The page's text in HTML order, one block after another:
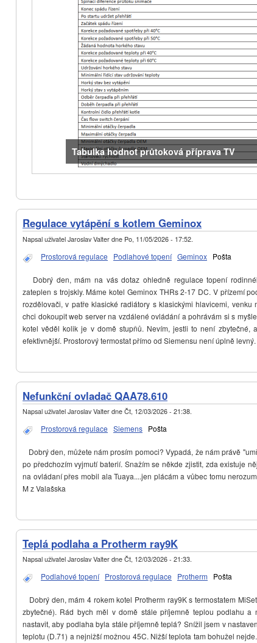
Tabulka hodnot průtoková příprava TV
Regulace vytápění s kotlem Geminox
Napsal uživatel Jaroslav Valter dne Po, 11/05/2026 - 17:52
Prostorová regulace Podlahové topení Geminox Pošta
Dobrý den, mám na vás dotaz ohledně regulace topení
zateplen s trojskly. Máme kotel Geminox THRs 2-17 DC. V přízemí
rozdělovači, v patře klasické radiátory s klasickými hlavicemi,
chci dokoupit web server na vzdálené ovládání a pohrávám si s
kotel věděl kolik je v domě stupňů. Nevím, jestli to není zbytečné,
efektivnější. Prostorový termostat přímo od Siemensu není úplně
Nefunkční ovladač QAA78.610
Napsal uživatel Jaroslav Valter dne Čt, 12/03/2026 - 21:38
Prostorová regulace Siemens Pošta
Dobrý den, můžete nám prosím pomoci? Vypadá, že nám právě
po předchozím vyjmutí baterií. Snažím se někde zjistit, zda existuje
na ovládaní přes mobil ala Tuaya....jen plácám a vůbec tomu
M z Valašska
Teplá podlaha a Protherm ray9K
Napsal uživatel Jaroslav Valter dne Čt, 12/03/2026 - 21:33.
Podlahové topení Prostorová regulace Protherm Pošta
Dobrý den, mám 4 rokem kotel Protherm ray9K s termostatem
zbytečné). Rád bych měl v domě stále příjemně teplou podlahu a
nastavit, aby podlaha byla stále příjemně teplá? Snížil jsem v
teplotu (D.71) a nejnižší možnou 45C. Nižší teplota tam bohužel